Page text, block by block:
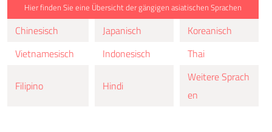
Hier finden Sie eine Übersicht der gängigen asiatischen Sprachen
Chinesisch Japanisch
Koreanisch
Vietnamesisch
Indonesisch Thai
Filipino Hindi
Weitere Sprach
en